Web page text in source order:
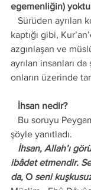
egemenliğin)
kaptığı gibi,
azgınlaşan ve
ayrılan insanları
onların üzerinde
   İhsan nedir?
şöyle yanıtladı.
ibâdet etmendir.
da, O seni